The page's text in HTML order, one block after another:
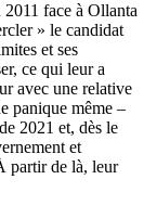
face à Ollanta
» le candidat
et ses
ce qui leur a
avec une relative
panique même –
2021 et, dès le
et
partir de là, leur